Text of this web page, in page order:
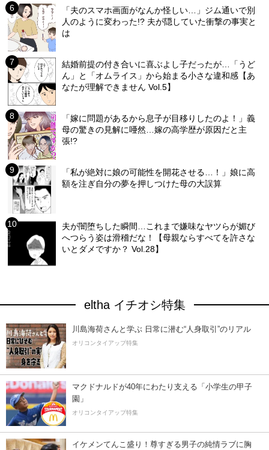
「夫のスマホ画面がなんか怪しい…」ジム通いで別
人のように変わった!? 夫が隠していた衝撃の事実と
は
結婚前提の付き合いに喜ぶよし子だったが…「うど
ん」と「オムライス」から始まる小さな違和感【あ
なたが理解できません Vol.5】
「嫁に問題があるから息子が目移りしたのよ！」義
母の驚きの見解に唖然…嫁の高学歴が原因だと主
張!?
「私が絶対に娘の可能性を開花させる…！」娘に高
額を注ぎ自分の夢を押しつけた母の大誤算
夫が闇堕ちした瞬間…これまで嫌味なヤツらが媚び
へつらう姿は滑稽だな！【母親ならすべてを許さな
いとダメですか？ Vol.28】
eltha イチオシ特集
川島海荷さんと学ぶ 日常に潜む“人身取引”のリアル
オリコンタイアップ特集
マクドナルドが40年にわたり支える「小学生の甲子
園」
オリコンタイアップ特集
イケメンてんこ盛り！尊すぎる男子の純情ラブに胸